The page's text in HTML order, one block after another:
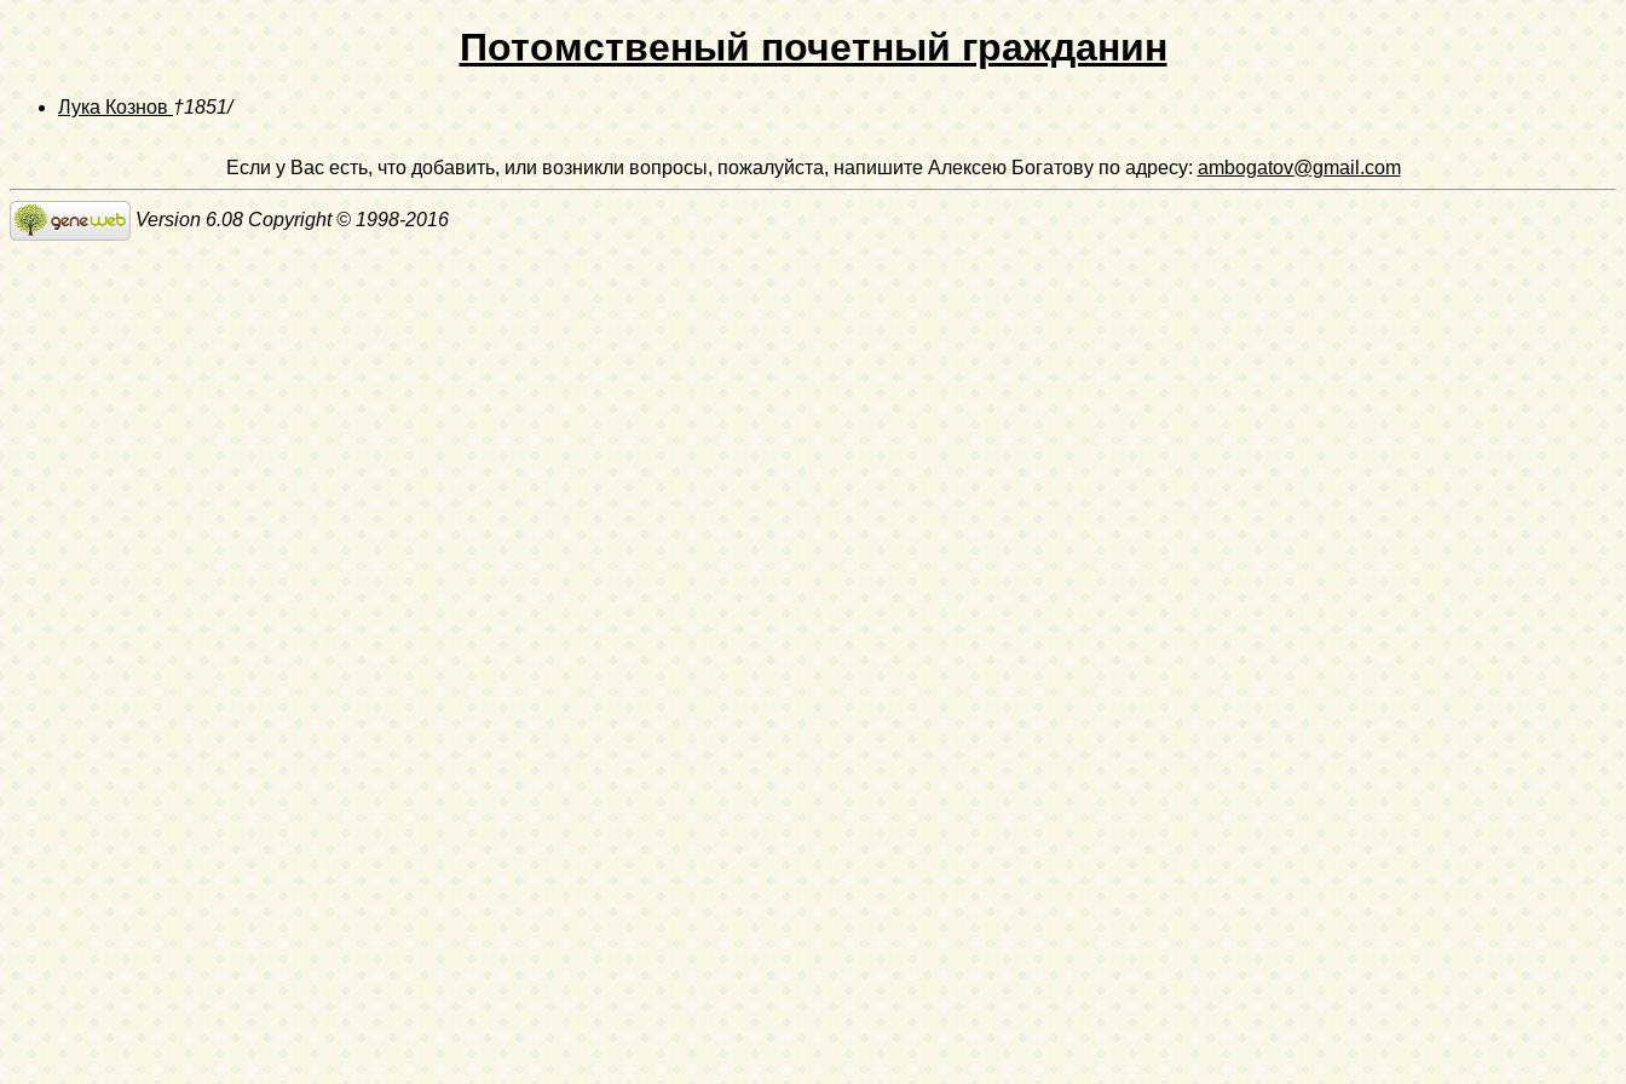
Потомственый почетный гражданин
Лука Кознов †1851/
Если у Вас есть, что добавить, или возникли вопросы, пожалуйста, напишите Алексею Богатову по адресу: ambogatov@gmail.com
Version 6.08 Copyright © 1998-2016